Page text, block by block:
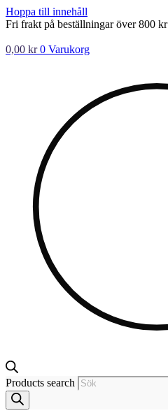
Hoppa till innehåll
Fri frakt på beställningar över 800 kr
0,00 kr 0 Varukorg
Products search